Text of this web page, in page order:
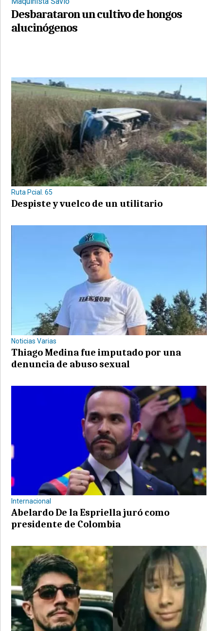
Desbarataron un cultivo de hongos
alucinógenos
Ruta Pcial. 65
Despiste y vuelco de un utilitario
Noticias Varias
Thiago Medina fue imputado por una
denuncia de abuso sexual
Internacional
Abelardo De la Espriella juró como
presidente de Colombia